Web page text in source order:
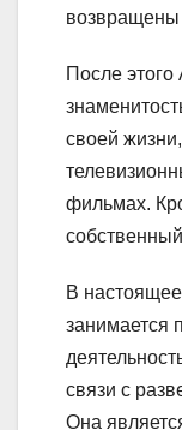
После
своей
фильмах.
В
занимается
связи с
Она